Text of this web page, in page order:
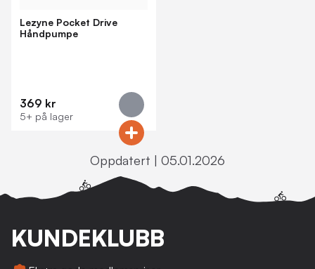
Lezyne Pocket Drive
Håndpumpe
369 kr
5+ på lager
Oppdatert | 05.01.2026
KUNDEKLUBB